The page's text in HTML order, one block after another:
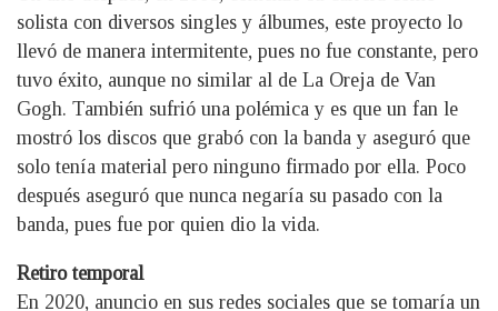
solista con diversos singles y álbumes, este proyecto lo
llevó de manera intermitente, pues no fue constante, pero
tuvo éxito, aunque no similar al de La Oreja de Van
Gogh. También sufrió una polémica y es que un fan le
mostró los discos que grabó con la banda y aseguró que
solo tenía material pero ninguno firmado por ella. Poco
después aseguró que nunca negaría su pasado con la
banda, pues fue por quien dio la vida.
Retiro temporal
En 2020, anuncio en sus redes sociales que se tomaría un